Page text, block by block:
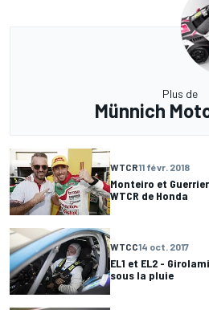
Plus de
Münnich
WTCR11 févr. 2018
Monteiro et
WTCR de Honda
WTCC14 oct. 2017
EL1 et EL2 -
sous la pluie